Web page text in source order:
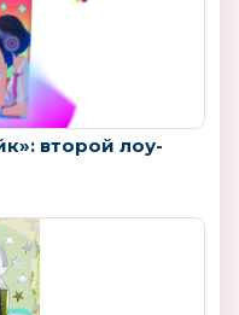
второй лоу-